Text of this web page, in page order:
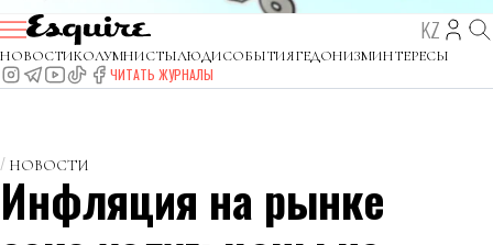
KZ
НОВОСТИКОЛУМНИСТЫЛЮДИСОБЫТИЯГЕДОНИЗМИНТЕРЕСЫ
ЧИТАТЬ ЖУРНАЛЫ
НОВОСТИ
Инфляция на рынке